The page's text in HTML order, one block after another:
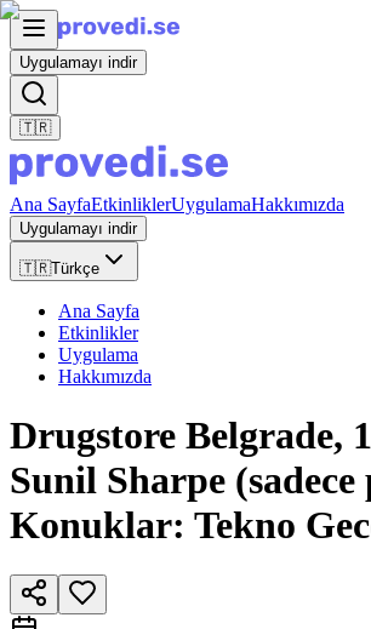
Uygulamayı indir
🇹🇷
Ana SayfaEtkinliklerUygulamaHakkımızda
Uygulamayı indir
🇹🇷Türkçe
Ana Sayfa
Etkinlikler
Uygulama
Hakkımızda
Drugstore Belgrade,
Sunil Sharpe
Konuklar: Tekno